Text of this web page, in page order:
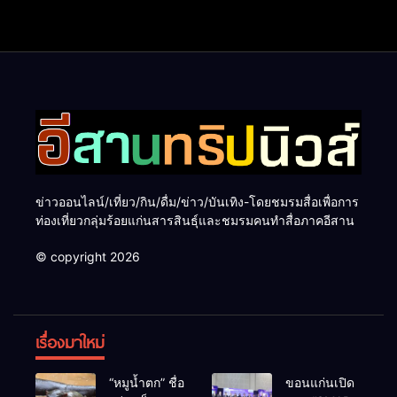
ข่าวออนไลน์/เที่ยว/กิน/ดื่ม/ข่าว/บันเทิง-โดยชมรมสื่อเพื่อการ
ท่องเที่ยวกลุ่มร้อยแก่นสารสินธุ์และชมรมคนทำสื่อภาคอีสาน
© copyright 2026
เรื่องมาใหม่
“หมูน้ำตก” ชื่อ
ขอนแก่นเปิด